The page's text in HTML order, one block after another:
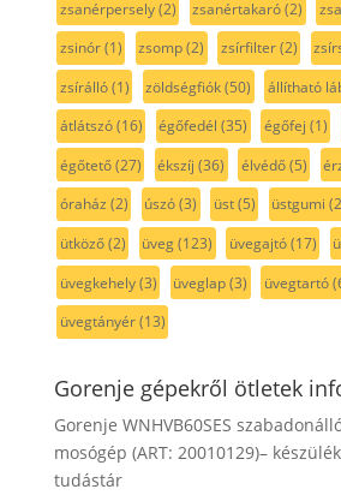
zsanérpersely(2) zsanértakaró(2)
zsinór(1) zsomp(2) zsírfilter(2)
zsírálló(1) zöldségfiók(50) állítható
átlátszó(16) égőfedél (35) égőfej (1)
égőtető(27) ékszíj (36) élvédő(5)
óraház (2) úszó(3) üst(5) üstgumi
ütköző(2) üveg(123) üvegajtó(17)
üvegkehely(3) üveglap(3) üvegtartó
üvegtányér(13)
Gorenje gépekről ötletek
Gorenje WNHVB60SES
mosógép (ART: 20010129)–
tudástár